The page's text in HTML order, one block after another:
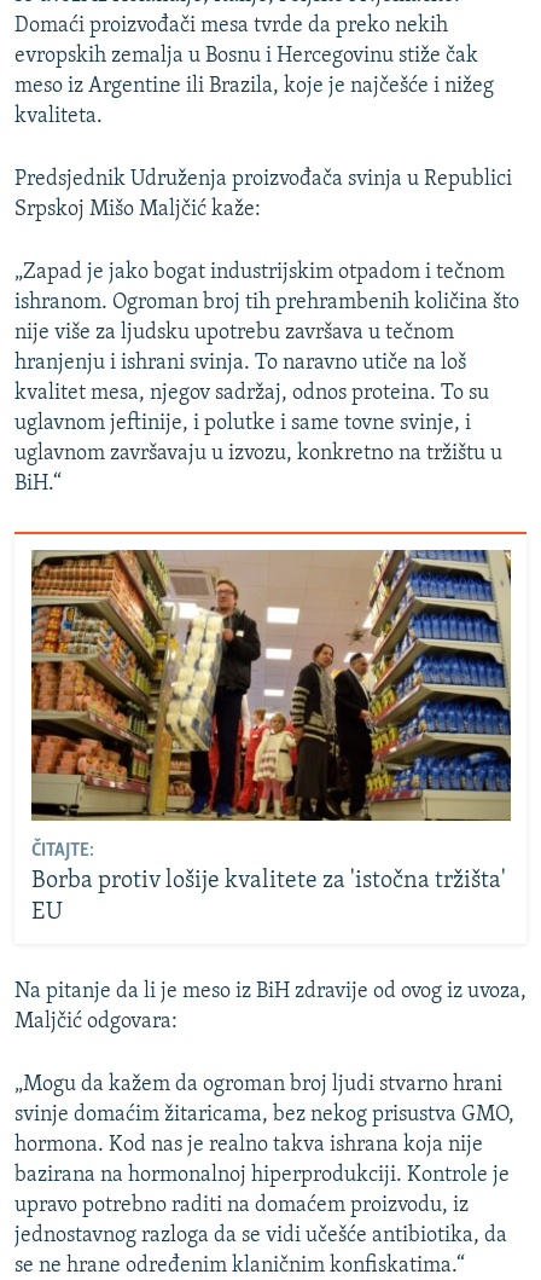
Domaći proizvođači mesa tvrde da preko nekih
evropskih zemalja u Bosnu i Hercegovinu stiže čak
meso iz Argentine ili Brazila, koje je najčešće i nižeg
kvaliteta.
Predsjednik Udruženja proizvođača svinja u Republici
Srpskoj Mišo Maljčić kaže:
„Zapad je jako bogat industrijskim otpadom i tečnom
ishranom. Ogroman broj tih prehrambenih količina što
nije više za ljudsku upotrebu završava u tečnom
hranjenju i ishrani svinja. To naravno utiče na loš
kvalitet mesa, njegov sadržaj, odnos proteina. To su
uglavnom jeftinije, i polutke i same tovne svinje, i
uglavnom završavaju u izvozu, konkretno na tržištu u
BiH.“
ČITAJTE:
Borba protiv lošije kvalitete za 'istočna tržišta'
EU
Na pitanje da li je meso iz BiH zdravije od ovog iz uvoza,
Maljčić odgovara:
„Mogu da kažem da ogroman broj ljudi stvarno hrani
svinje domaćim žitaricama, bez nekog prisustva GMO,
hormona. Kod nas je realno takva ishrana koja nije
bazirana na hormonalnoj hiperprodukciji. Kontrole je
upravo potrebno raditi na domaćem proizvodu, iz
jednostavnog razloga da se vidi učešće antibiotika, da
se ne hrane određenim klaničnim konfiskatima.“